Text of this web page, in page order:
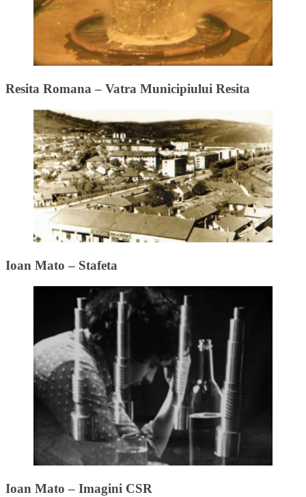
Resita Romana – Vatra Municipiului Resita
Ioan Mato – Stafeta
Ioan Mato – Imagini CSR